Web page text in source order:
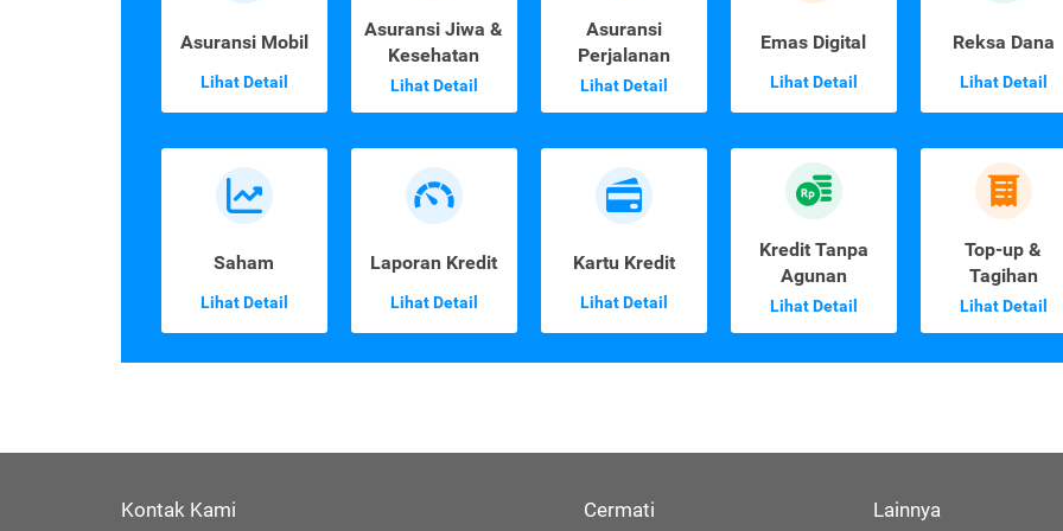
Asuransi Mobil
Lihat Detail
Asuransi Jiwa &
Kesehatan
Lihat Detail
Asuransi
Perjalanan
Lihat Detail
Emas Digital
Lihat Detail
Reksa Dana
Lihat Detail
Saham
Lihat Detail
Laporan Kredit
Lihat Detail
Kartu Kredit
Lihat Detail
Kredit Tanpa
Agunan
Lihat Detail
Top-up &
Tagihan
Lihat Detail
Kontak Kami Cermati Lainnya